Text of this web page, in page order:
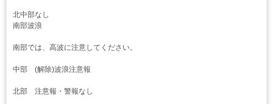
北中部なし
南部波浪
南部では、高波に注意してください。
中部 (解除)波浪注意報
北部 注意報・警報なし